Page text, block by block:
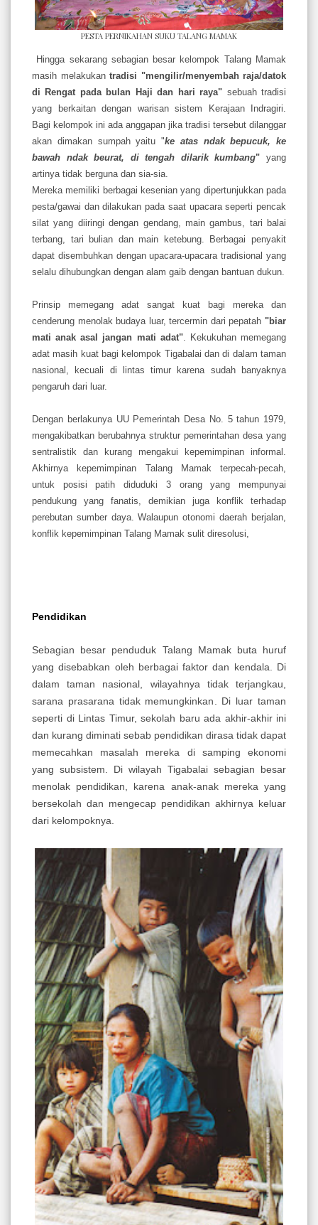
PESTA PERNIKAHAN SUKU TALANG MAMAK
Hingga sekarang sebagian besar kelompok Talang Mamak
masih melakukantradisi "mengilir/menyembah raja/datok
di Rengat pada bulan Haji dan hari raya" sebuah tradisi
yang berkaitan dengan warisan sistem Kerajaan Indragiri.
Bagi kelompok ini ada anggapan jika tradisi tersebut dilanggar
akan dimakan sumpah yaitu "ke atas ndak bepucuk, ke
bawah ndak beurat, di tengah dilarik kumbang" yang
artinya tidak berguna dan sia-sia.
Mereka memiliki berbagai kesenian yang dipertunjukkan pada
pesta/gawai dan dilakukan pada saat upacara seperti pencak
silat yang diiringi dengan gendang, main gambus, tari balai
terbang, tari bulian dan main ketebung. Berbagai penyakit
dapat disembuhkan dengan upacara-upacara tradisional yang
selalu dihubungkan dengan alam gaib dengan bantuan dukun.
Prinsip memegang adat sangat kuat bagi mereka dan
cenderung menolak budaya luar, tercermin dari pepatah "biar
mati anak asal jangan mati adat". Kekukuhan memegang
adat masih kuat bagi kelompok Tigabalai dan di dalam taman
nasional, kecuali di lintas timur karena sudah banyaknya
pengaruh dari luar.
Dengan berlakunya UU Pemerintah Desa No. 5 tahun 1979,
mengakibatkan berubahnya struktur pemerintahan desa yang
sentralistik dan kurang mengakui kepemimpinan informal.
Akhirnya kepemimpinan Talang Mamak terpecah-pecah,
untuk posisi patih diduduki 3 orang yang mempunyai
pendukung yang fanatis, demikian juga konflik terhadap
perebutan sumber daya. Walaupun otonomi daerah berjalan,
konflik kepemimpinan Talang Mamak sulit diresolusi,
Pendidikan
Sebagian besar penduduk Talang Mamak buta huruf
yang disebabkan oleh berbagai faktor dan kendala. Di
dalam taman nasional, wilayahnya tidak terjangkau,
sarana prasarana tidak memungkinkan. Di luar taman
seperti di Lintas Timur, sekolah baru ada akhir-akhir ini
dan kurang diminati sebab pendidikan dirasa tidak dapat
memecahkan masalah mereka di samping ekonomi
yang subsistem. Di wilayah Tigabalai sebagian besar
menolak pendidikan, karena anak-anak mereka yang
bersekolah dan mengecap pendidikan akhirnya keluar
dari kelompoknya.